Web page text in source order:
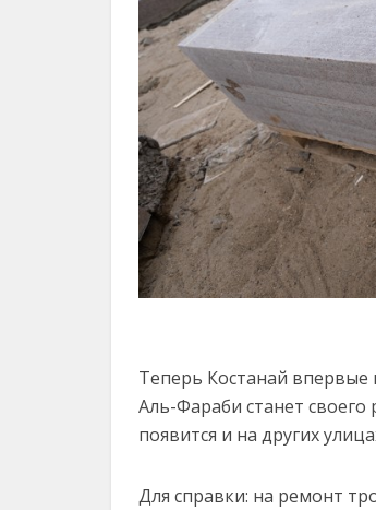
Теперь Костанай
Аль-Фараби станет
появится и на других
Для справки: на ремонт